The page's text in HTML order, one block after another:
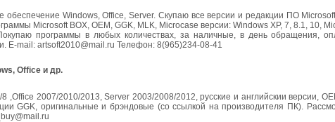
обеспечение Windows, Office, Server. Скупаю все версии и редакции ПО
Microsoft BOX, OEM, GGK, MLK, Microcase версии: Windows XP, 7, 8.1, 10,
программы в любых количествах, за наличные, в день обращения,
E-mail: artsoft2010@mail.ru Телефон: 8(965)234-08-41
Office и др.
,Office 2007/2010/2013, Server 2003/2008/2012, русские и английскии версии,
GGK, оригинальные и брэндовые (со ссылкой на производителя ПК).